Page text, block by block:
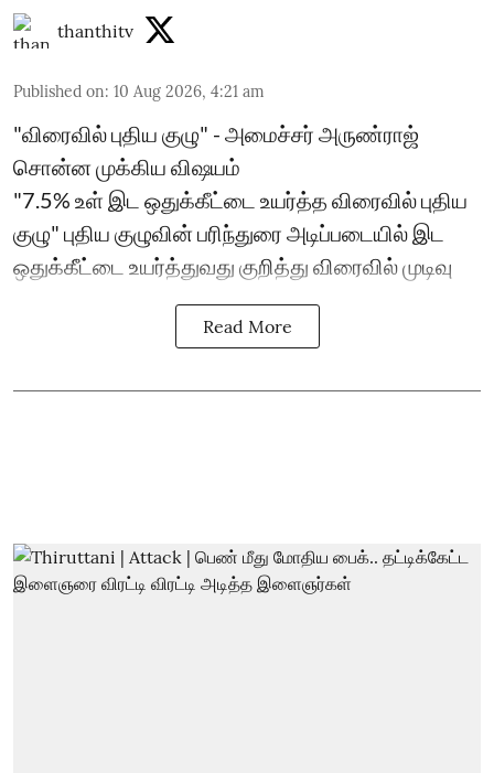
thanthitv
Published on: 10 Aug 2026, 4:21 am
"விரைவில் புதிய குழு" - அமைச்சர் அருண்ராஜ்
சொன்ன முக்கிய விஷயம்
"7.5% உள் இட ஒதுக்கீட்டை உயர்த்த விரைவில் புதிய
குழு" புதிய குழுவின் பரிந்துரை அடிப்படையில் இட
ஒதுக்கீட்டை உயர்த்துவது குறித்து விரைவில் முடிவு
Read More